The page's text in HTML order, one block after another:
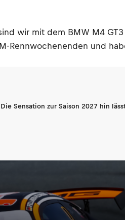
wir mit dem BMW M4 GT3
Rennwochenenden und
Sensation zur Saison 2027 hin